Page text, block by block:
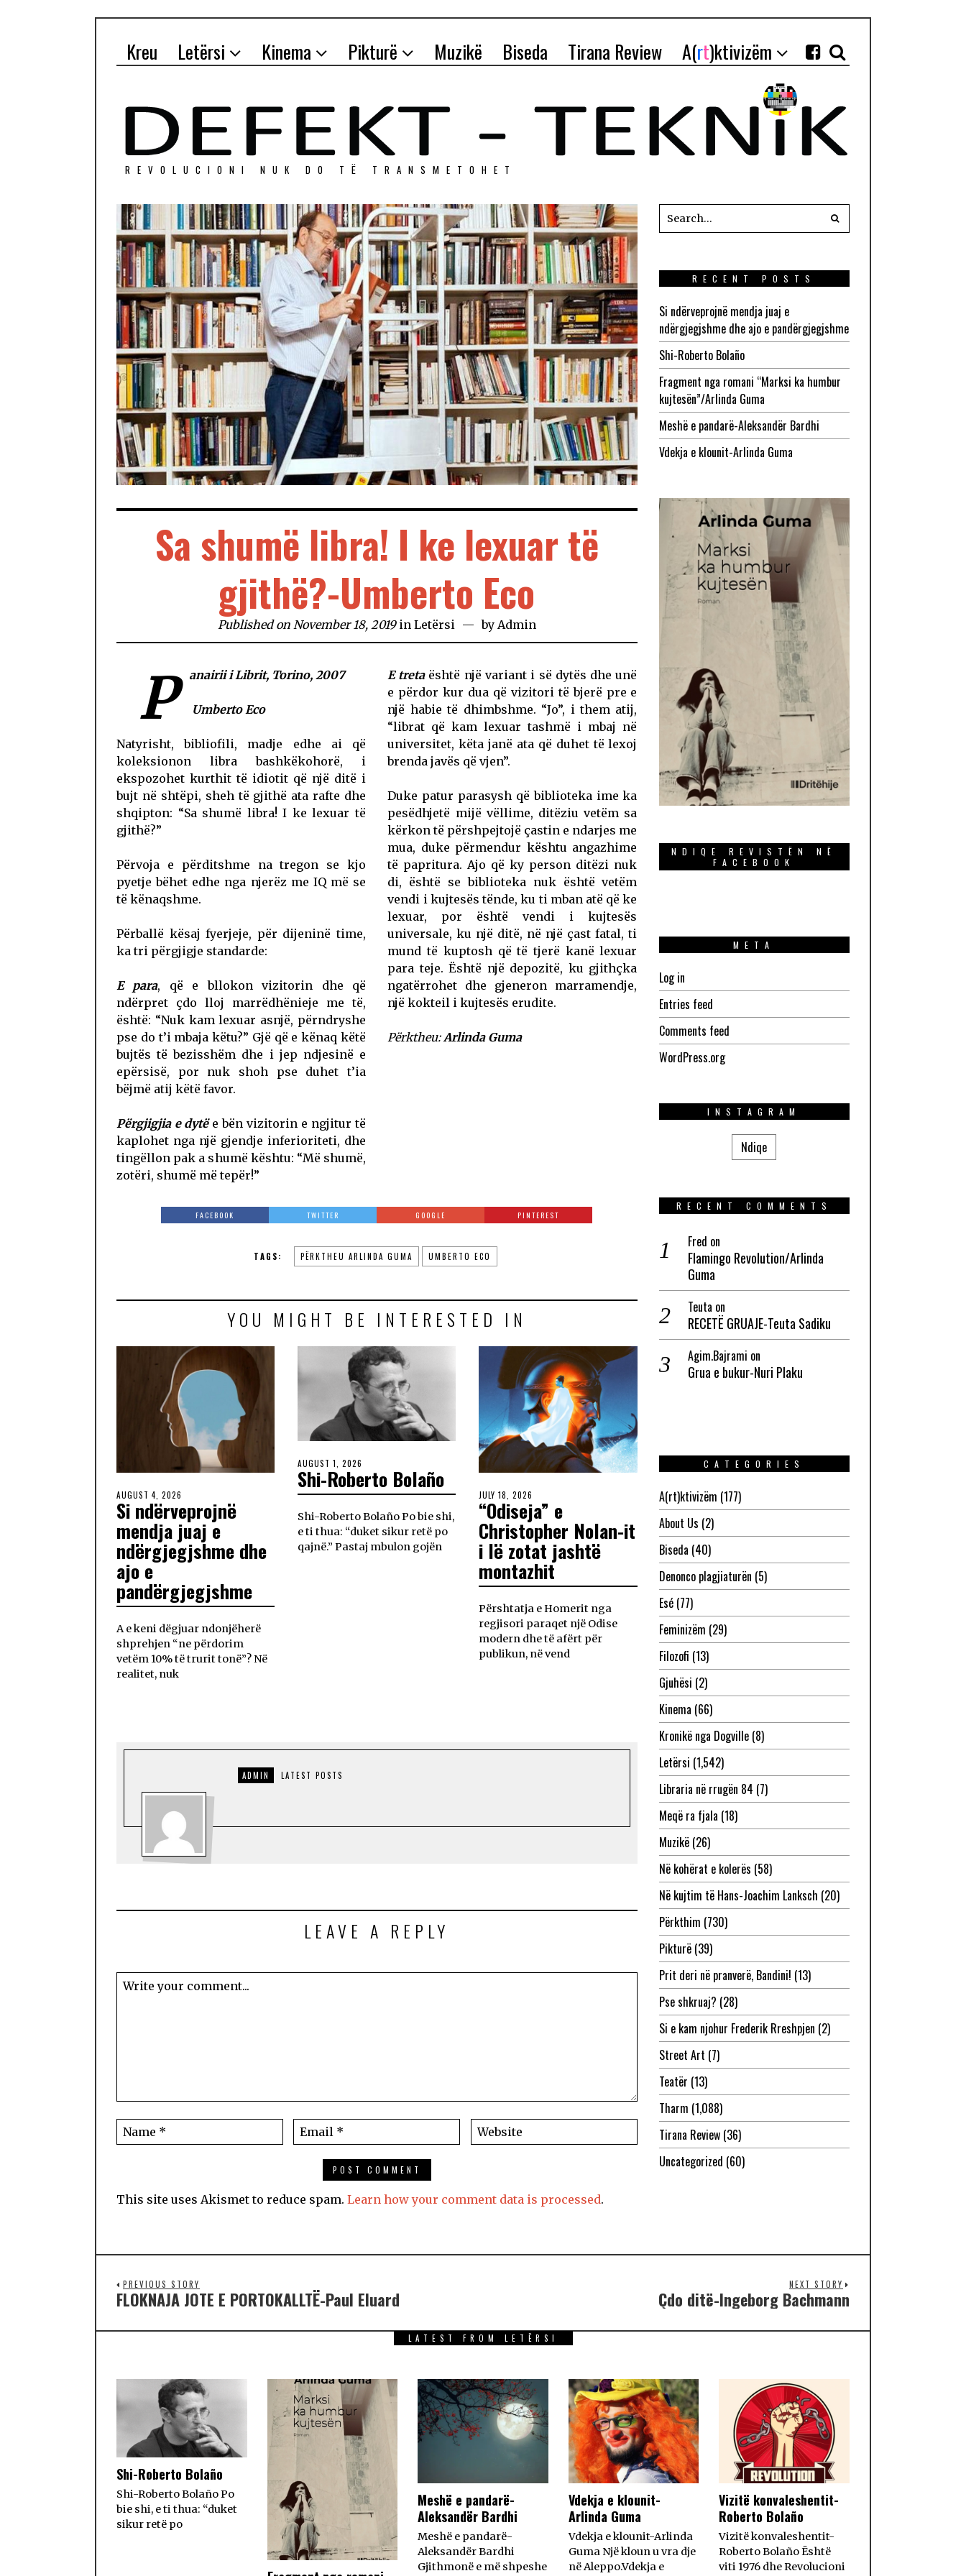
Kreu Letërsi Kinema Pikturë Muzikë Biseda Tirana Review A(rt)ktivizëm
REVOLUCIONI NUK DO TЁ TRANSMETOHET
Sa shumë libra! I ke lexuar të
gjithë?-Umberto Eco
Published on November 18, 2019 in Letërsi by Admin
P anairii i Librit, Torino, 2007
Umberto Eco
Natyrisht, bibliofili, madje edhe ai që
koleksionon libra bashkëkohorë, i
ekspozohet kurthit të idiotit që një ditë i
bujt në shtëpi, sheh të gjithë ata rafte dhe
shqipton: “Sa shumë libra! I ke lexuar të
gjithë?”
Përvoja e përditshme na tregon se kjo
pyetje bëhet edhe nga njerëz me IQ më se
të kënaqshme.
Përballë kësaj fyerjeje, për dijeninë time,
ka tri përgjigje standarde:
E para, që e bllokon vizitorin dhe që
ndërpret çdo lloj marrëdhënieje me të,
është: “Nuk kam lexuar asnjë, përndryshe
pse do t’i mbaja këtu?” Gjë që e kënaq këtë
bujtës të bezisshëm dhe i jep ndjesinë e
epërsisë, por nuk shoh pse duhet t’ia
bëjmë atij këtë favor.
Përgjigjia e dytëe bën vizitorin e ngjitur të
kaplohet nga një gjendje inferioriteti, dhe
tingëllon pak a shumë kështu: “Më shumë,
zotëri, shumë më tepër!”
E treta është një variant i së dytës dhe unë
e përdor kur dua që vizitori të bjerë pre e
një habie të dhimbshme. “Jo”, i them atij,
“librat që kam lexuar tashmë i mbaj në
universitet, këta janë ata që duhet të lexoj
brenda javës që vjen”.
Duke patur parasysh që biblioteka ime ka
pesëdhjetë mijë vëllime, ditëziu vetëm sa
kërkon të përshpejtojë çastin e ndarjes me
mua, duke përmendur kështu angazhime
të papritura. Ajo që ky person ditëzi nuk
di, është se biblioteka nuk është vetëm
vendi i kujtesës tënde, ku ti mban atë që ke
lexuar, por është vendi i kujtesës
universale, ku një ditë, në një çast fatal, ti
mund të kuptosh që të tjerë kanë lexuar
para teje. Ёshtë një depozitë, ku gjithçka
ngatërrohet dhe gjeneron marramendje,
një kokteil i kujtesës erudite.
Përktheu:Arlinda Guma
FACEBOOK TWITTER GOOGLE PINTEREST
TAGS: PËRKTHEU ARLINDA GUMA UMBERTO ECO
YOU MIGHT BE INTERESTED IN
AUGUST 4, 2026
Si ndërveprojnë
mendja juaj e
ndërgjegjshme dhe
ajo e
pandërgjegjshme
A e keni dëgjuar ndonjëherë
shprehjen “ne përdorim
vetëm 10% të trurit tonë”? Në
realitet, nuk
AUGUST 1, 2026
Shi-Roberto Bolaño
Shi-Roberto Bolaño Po bie shi,
e ti thua: “duket sikur retë po
qajnë.” Pastaj mbulon gojën
JULY 18, 2026
“Odiseja” e
Christopher Nolan-it
i lë zotat jashtë
montazhit
Përshtatja e Homerit nga
regjisori paraqet një Odise
modern dhe të afërt për
publikun, në vend
ADMIN LATEST POSTS
LEAVE A REPLY
This site uses Akismet to reduce spam. Learn how your comment data is processed.
RECENT POSTS
Si ndërveprojnë mendja juaj e
ndërgjegjshme dhe ajo e pandërgjegjshme
Shi-Roberto Bolaño
Fragment nga romani “Marksi ka humbur
kujtesën”/Arlinda Guma
Meshë e pandarë-Aleksandër Bardhi
Vdekja e klounit-Arlinda Guma
NDIQE REVISTËN NË
FACEBOOK
META
Log in
Entries feed
Comments feed
WordPress.org
INSTAGRAM
Ndiqe
RECENT COMMENTS
Fred on
Flamingo Revolution/Arlinda
Guma
Teuta on
RECETË GRUAJE-Teuta Sadiku
Agim.Bajrami on
Grua e bukur-Nuri Plaku
CATEGORIES
A(rt)ktivizëm (177)
About Us (2)
Biseda (40)
Denonco plagjiaturën (5)
Esé(77)
Feminizëm (29)
Filozofi (13)
Gjuhësi (2)
Kinema (66)
Kronikë nga Dogville(8)
Letërsi (1,542)
Libraria në rrugën 84 (7)
Meqë ra fjala (18)
Muzikë(26)
Në kohërat e kolerës (58)
Në kujtim të Hans-Joachim Lanksch (20)
Përkthim (730)
Pikturë(39)
Prit deri në pranverë, Bandini! (13)
Pse shkruaj? (28)
Si e kam njohur Frederik Rreshpjen (2)
Street Art (7)
Teatër (13)
Tharm (1,088)
Tirana Review(36)
Uncategorized (60)
PREVIOUS STORY
FLOKNAJA JOTE E PORTOKALLTË-Paul Eluard
NEXT STORY
Çdo ditë-Ingeborg Bachmann
LATEST FROM LETËRSI
Shi-Roberto Bolaño
Shi-Roberto Bolaño Po
bie shi, e ti thua: “duket
sikur retë po
Meshë e pandarë-
Aleksandër Bardhi
Meshë e pandarë-
Aleksandër Bardhi
Gjithmonë e më shpeshe
Vdekja e klounit-
Arlinda Guma
Vdekja e klounit-Arlinda
Guma Një kloun u vra dje
në Aleppo.Vdekja e
Vizitë konvaleshentit-
Roberto Bolaño
Vizitë konvaleshentit-
Roberto Bolaño Është
viti 1976 dhe Revolucioni